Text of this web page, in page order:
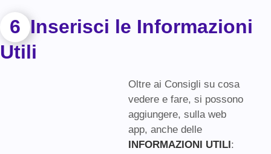
6 Inserisci le Informazioni
Utili
Oltre ai Consigli su cosa
vedere e fare, si possono
aggiungere, sulla web
app, anche delle
INFORMAZIONI UTILI: